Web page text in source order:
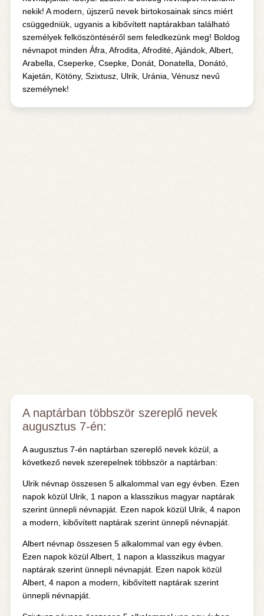
nekik! A modern, újszerű nevek birtokosainak sincs miért
csüggedniük, ugyanis a kibővített naptárakban található
személyek felköszöntéséről sem feledkezünk meg! Boldog
névnapot minden Áfra, Afrodita, Afrodité, Ajándok, Albert,
Arabella, Cseperke, Csepke, Donát, Donatella, Donátó,
Kajetán, Kötöny, Szixtusz, Ulrik, Uránia, Vénusz nevű
személynek!
A naptárban többször szereplő nevek
augusztus 7-én:
A augusztus 7-én naptárban szereplő nevek közül, a
következő nevek szerepelnek többször a naptárban:
Ulrik névnap összesen 5 alkalommal van egy évben. Ezen
napok közül Ulrik, 1 napon a klasszikus magyar naptárak
szerint ünnepli névnapját. Ezen napok közül Ulrik, 4 napon
a modern, kibővített naptárak szerint ünnepli névnapját.
Albert névnap összesen 5 alkalommal van egy évben.
Ezen napok közül Albert, 1 napon a klasszikus magyar
naptárak szerint ünnepli névnapját. Ezen napok közül
Albert, 4 napon a modern, kibővített naptárak szerint
ünnepli névnapját.